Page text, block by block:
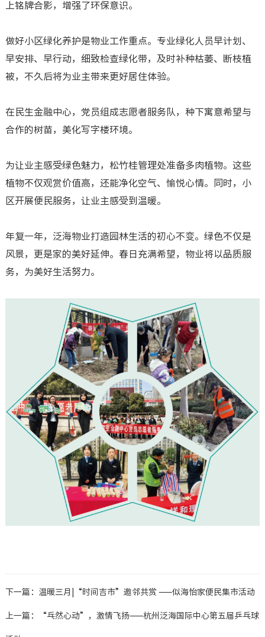
上铭牌合影，增强了环保意识。
做好小区绿化养护是物业工作重点。专业绿化人员早计划、
早安排、早行动，细致检查绿化带，及时补种枯萎、断枝植
被，不久后将为业主带来更好居住体验。
在民生金融中心，党员组成志愿者服务队，种下寓意希望与
合作的树苗，美化写字楼环境。
为让业主感受绿色魅力，松竹桂管理处准备多肉植物。这些
植物不仅观赏价值高，还能净化空气、愉悦心情。同时，小
区开展便民服务，让业主感受到温暖。
年复一年，泛海物业打造园林生活的初心不变。绿色不仅是
风景，更是家的美好延伸。春日充满希望，物业将以品质服
务，为美好生活努力。
下一篇：温暖三月|“时间吉市”邀邻共赏 ——似海怡家便民集市活动
上一篇：“乓然心动”，激情飞扬——杭州泛海国际中心第五届乒乓球